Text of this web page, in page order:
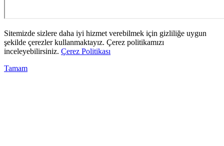
Sitemizde sizlere daha iyi hizmet verebilmek için gizliliğe uygun
şekilde çerezler kullanmaktayız. Çerez politikamızı
inceleyebilirsiniz. Çerez Politikası
Tamam